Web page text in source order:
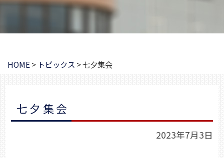
HOME> トピックス >七夕集会
七夕集会
2023年7月3日